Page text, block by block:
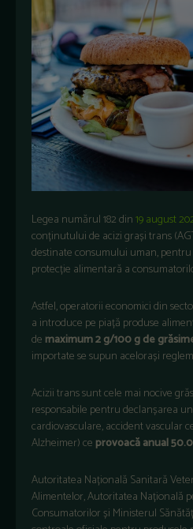
Legea numărul 182 din19 august
conținutului de acizi grași trans
destinate consumului uman,
protecție alimentară a
Astfel, operatorii economici din
a introduce pe piață produse
de maximum 2 g/100 g de
importate se supun acelorași
Acizii trans sunt cele mai nocive
responsabile pentru declanșarea
cardiovasculare, accident vascular
Alzheimer) ce provoacă anual
Autoritatea Națională Sanitară
Alimentelor, Autoritatea Națională
Consumatorilor și Ministerul